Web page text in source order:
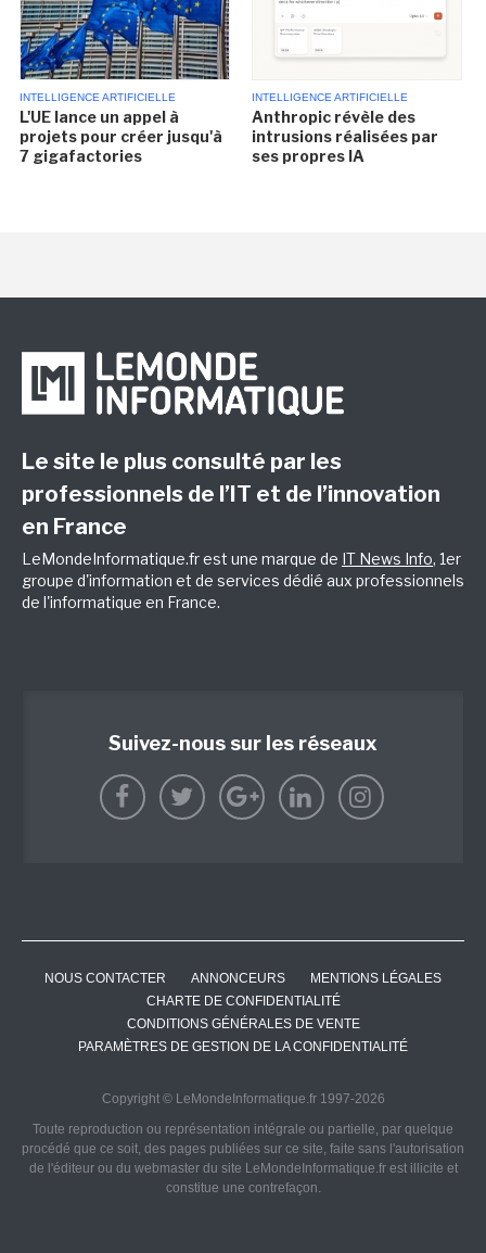
INTELLIGENCE ARTIFICIELLE
L'UE lance un appel à
projets pour créer jusqu'à
7 gigafactories
INTELLIGENCE ARTIFICIELLE
Anthropic révèle des
intrusions réalisées par
ses propres IA
Le site le plus consulté par les
professionnels de l’IT et de l’innovation
en France
LeMondeInformatique.fr est une marque de IT News Info, 1er
groupe d'information et de services dédié aux professionnels
de l'informatique en France.
Suivez-nous sur les réseaux
NOUS CONTACTER ANNONCEURS
MENTIONS LÉGALES
CHARTE DE CONFIDENTIALITÉ
CONDITIONS GÉNÉRALES DE VENTE
PARAMÈTRES DE GESTION DE LA CONFIDENTIALITÉ
Copyright © LeMondeInformatique.fr 1997-2026
Toute reproduction ou représentation intégrale ou partielle, par quelque
procédé que ce soit, des pages publiées sur ce site, faite sans l'autorisation
de l'éditeur ou du webmaster du site LeMondeInformatique.fr est illicite et
constitue une contrefaçon.